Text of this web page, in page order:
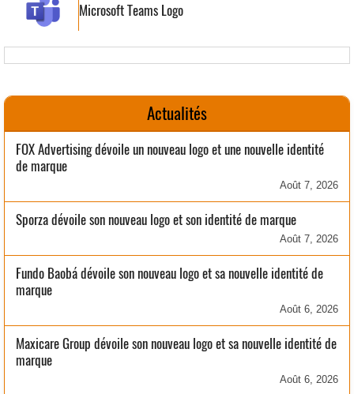
Microsoft Teams Logo
Actualités
FOX Advertising dévoile un nouveau logo et une nouvelle identité
de marque
Août 7, 2026
Sporza dévoile son nouveau logo et son identité de marque
Août 7, 2026
Fundo Baobá dévoile son nouveau logo et sa nouvelle identité de
marque
Août 6, 2026
Maxicare Group dévoile son nouveau logo et sa nouvelle identité de
marque
Août 6, 2026